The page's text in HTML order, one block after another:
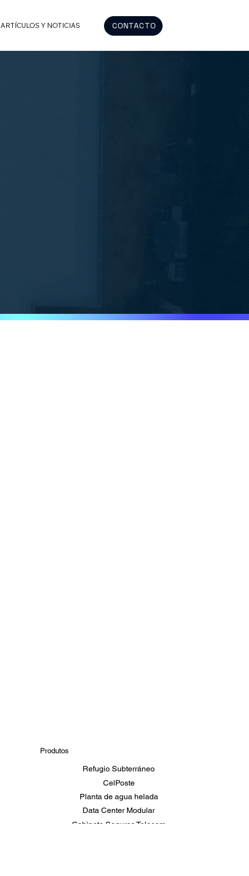
ARTÍCULOS Y NOTICIAS CONTACTO
Produtos
Refugio Subterráneo
CelPoste
Planta de agua helada
Data Center Modular
Gabinete Seguros Telecom